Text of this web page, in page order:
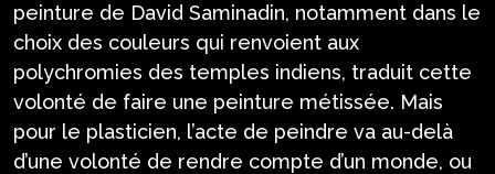
peinture de David Saminadin, notamment dans le
choix des couleurs qui renvoient aux
polychromies des temples indiens, traduit cette
volonté de faire une peinture métissée. Mais
pour le plasticien, l’acte de peindre va au-delà
d’une volonté de rendre compte d’un monde, ou